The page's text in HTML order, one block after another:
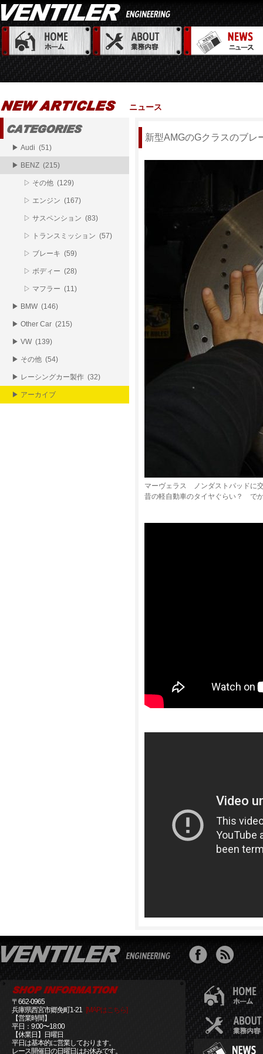
ニュース
新型AMGのGクラスのブ
マーヴェラス ノンダストパッドに
昔の軽自動車のタイヤぐらい？ で
▶ Audi (51)
▶ BENZ (215)
▷ その他 (129)
▷ エンジン (167)
▷ サスペンション (83)
▷ トランスミッション (57)
▷ ブレーキ (59)
▷ ボディー (28)
▷ マフラー (11)
▶ BMW (146)
▶ Other Car (215)
▶ VW (139)
▶ その他 (54)
▶ レーシングカー製作 (32)
▶ アーカイブ
〒662-0965
兵庫県西宮市郷免町1-21 [MAPはこちら]
【営業時間】
平日：9:00〜18:00
【休業日】日曜日
平日は基本的に営業しております。
レース開催日の日曜日はお休みです。